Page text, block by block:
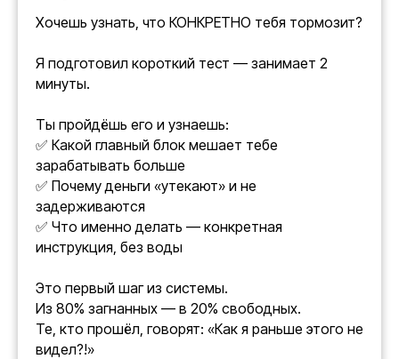
Хочешь узнать, что КОНКРЕТНО тебя тормозит?
Я подготовил короткий тест — занимает 2
минуты.
Ты пройдёшь его и узнаешь:
✅ Какой главный блок мешает тебе
зарабатывать больше
✅ Почему деньги «утекают» и не
задерживаются
✅ Что именно делать — конкретная
инструкция, без воды
Это первый шаг из системы.
Из 80% загнанных — в 20% свободных.
Те, кто прошёл, говорят: «Как я раньше этого не
видел?!»